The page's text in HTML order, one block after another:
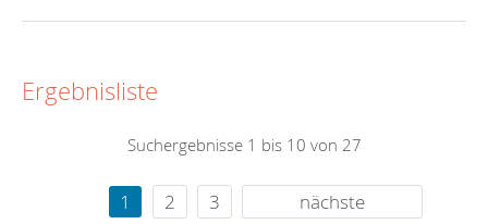
Ergebnisliste
Suchergebnisse 1 bis 10 von 27
1 2 3 nächste